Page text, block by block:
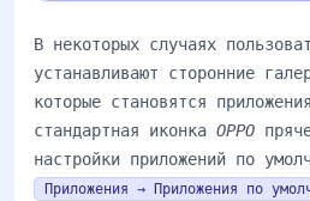
В некоторых случаях
устанавливают сторонние
которые становятся
стандартная иконка OPPO
настройки приложений по
Приложения → Приложения по